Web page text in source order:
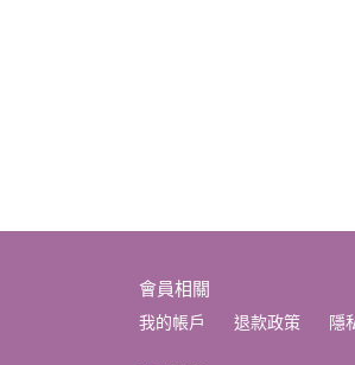
會員相關
我的帳戶 退款政策 隱